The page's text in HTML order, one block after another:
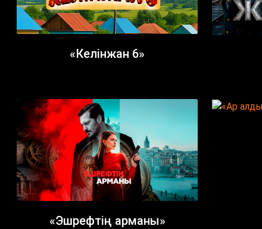
«Келінжан 6»
«Эшрефтің арманы»